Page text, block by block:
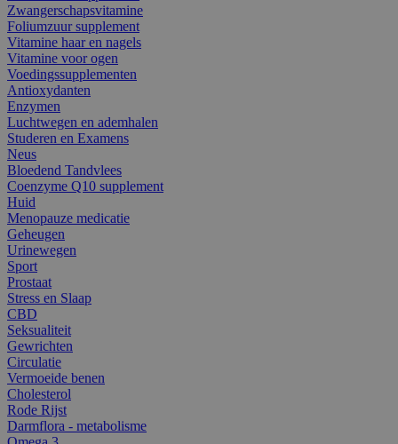
Zwangerschapsvitamine
Foliumzuur supplement
Vitamine haar en nagels
Vitamine voor ogen
Voedingssupplementen
Antioxydanten
Enzymen
Luchtwegen en ademhalen
Studeren en Examens
Neus
Bloedend Tandvlees
Coenzyme Q10 supplement
Huid
Menopauze medicatie
Geheugen
Urinewegen
Sport
Prostaat
Stress en Slaap
CBD
Seksualiteit
Gewrichten
Circulatie
Vermoeide benen
Cholesterol
Rode Rijst
Darmflora - metabolisme